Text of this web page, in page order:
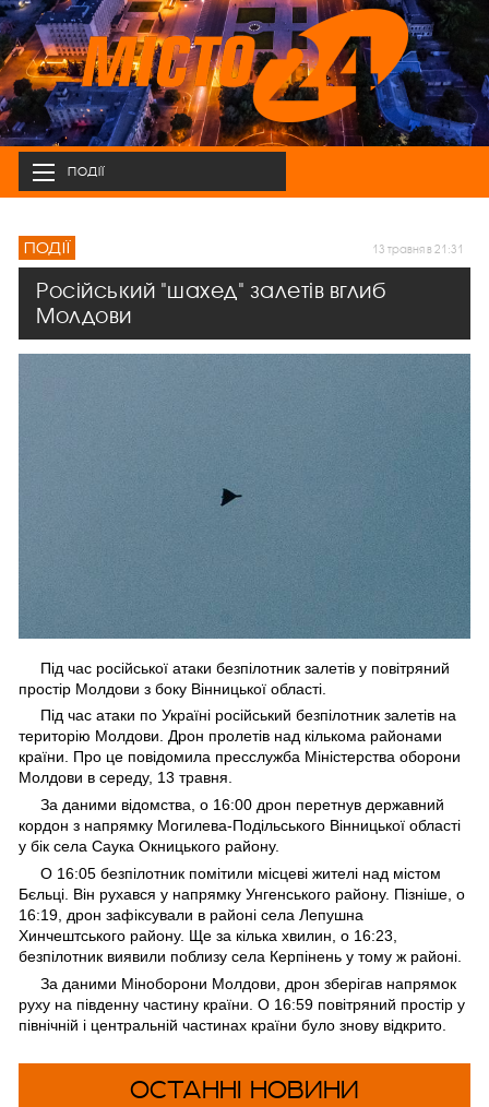
ПОДІЇ
ПОДІЇ 13 травня в 21:31
Російський "шахед" залетів вглиб
Молдови
Під час російської атаки безпілотник залетів у повітряний
простір Молдови з боку Вінницької області.
Під час атаки по Україні російський безпілотник залетів на
територію Молдови. Дрон пролетів над кількома районами
країни. Про це повідомила пресслужба Міністерства оборони
Молдови в середу, 13 травня.
За даними відомства, о 16:00 дрон перетнув державний
кордон з напрямку Могилева-Подільського Вінницької області
у бік села Саука Окницького району.
О 16:05 безпілотник помітили місцеві жителі над містом
Бєльці. Він рухався у напрямку Унгенського району. Пізніше, о
16:19, дрон зафіксували в районі села Лепушна
Хинчештського району. Ще за кілька хвилин, о 16:23,
безпілотник виявили поблизу села Керпінень у тому ж районі.
За даними Міноборони Молдови, дрон зберігав напрямок
руху на південну частину країни. О 16:59 повітряний простір у
північній і центральній частинах країни було знову відкрито.
ОСТАННІ НОВИНИ